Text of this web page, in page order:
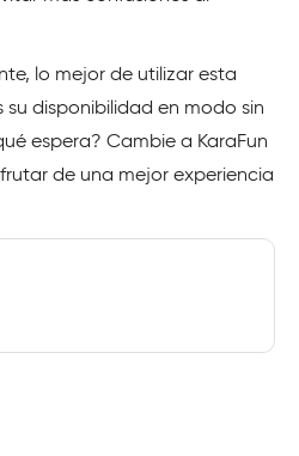
lo mejor de utilizar esta
disponibilidad en modo sin
espera? Cambie a KaraFun
de una mejor experiencia